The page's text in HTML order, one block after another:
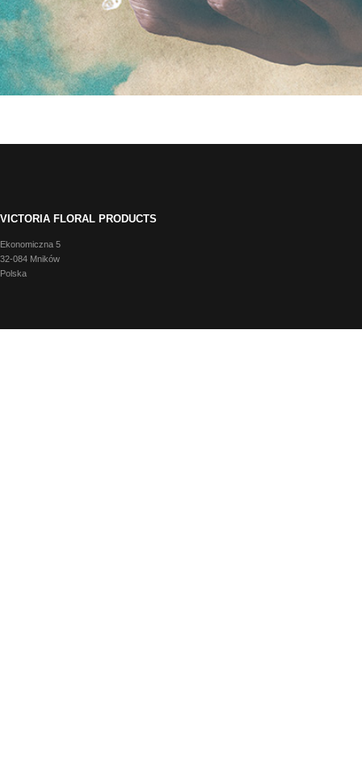
VICTORIA FLORAL PRODUCTS
Ekonomiczna 5
32-084 Mników
Polska